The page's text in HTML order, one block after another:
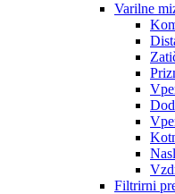
Varilne
Filtrirni